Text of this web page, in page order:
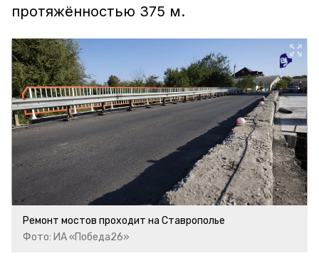
протяжённостью 375 м.
Ремонт мостов проходит на Ставрополье
Фото: ИА «Победа26»